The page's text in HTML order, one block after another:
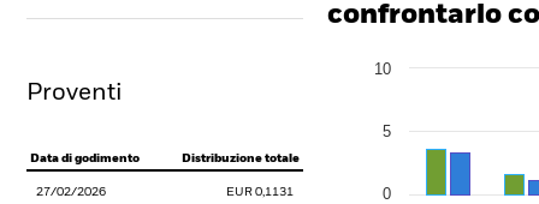
Proventi
Data di godimento Distribuzione totale
27/02/2026 EUR 0,1131
confrontarlo
Bar chart with 2 data
0
5
10